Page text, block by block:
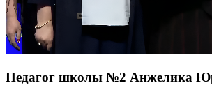
Педагог школы №2 Анжелика